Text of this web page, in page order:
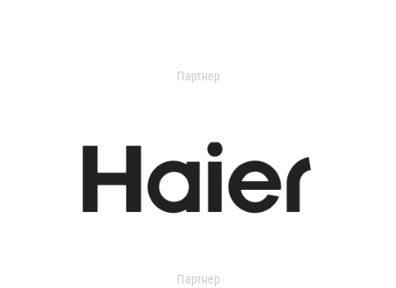
Партнер
Партнер